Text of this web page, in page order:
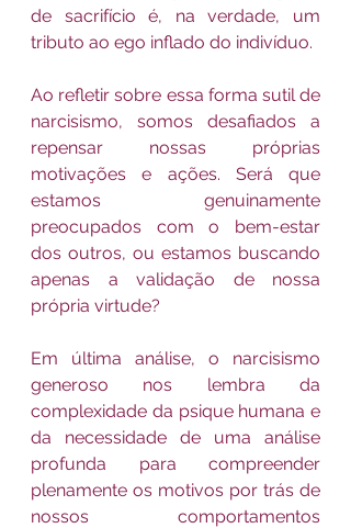
de sacrifício é, na verdade, um
tributo ao ego inflado do indivíduo.
Ao refletir sobre essa forma sutil de
narcisismo, somos desafiados a
repensar nossas próprias
motivações e ações. Será que
estamos genuinamente
preocupados com o bem-estar
dos outros, ou estamos buscando
apenas a validação de nossa
própria virtude?
Em última análise, o narcisismo
generoso nos lembra da
complexidade da psique humana e
da necessidade de uma análise
profunda para compreender
plenamente os motivos por trás de
nossos comportamentos